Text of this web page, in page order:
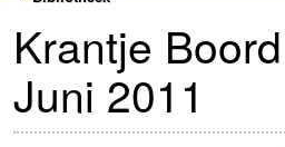
primary
secondary
Krantje
Juni 2011